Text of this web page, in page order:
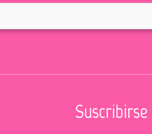
Suscribirse